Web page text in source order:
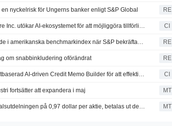
nyckelrisk för Ungerns banker enligt S&P Global RE
S&P Global Inc. och Cohere Inc. utökar AI-ekosystemet för att möjliggöra tillförlitliga, agentbaserade arbetsflöden för finansiella institutioner CI
SpaceX nekas snabbinträde i amerikanska benchmarkindex när S&P bekräftar gällande regler RE
om snabbinkludering oförändrat RE
S&P Global lanserar agentbaserad AI-driven Credit Memo Builder för att effektivisera kreditanalys CI
fortsätter att expandera i maj MT
S&P Global behåller kvartalsutdelningen på 0,97 dollar per aktie, betalas ut den 10 juni till aktieägare registrerade den 29 maj MT